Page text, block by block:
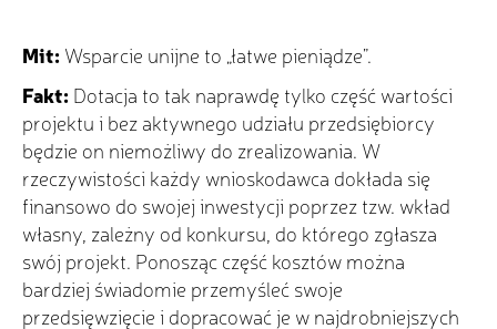
Mit: Wsparcie unijne to „łatwe pieniądze”.
Fakt: Dotacja to tak naprawdę tylko część wartości
projektu i bez aktywnego udziału przedsiębiorcy
będzie on niemożliwy do zrealizowania. W
rzeczywistości każdy wnioskodawca dokłada się
finansowo do swojej inwestycji poprzez tzw. wkład
własny, zależny od konkursu, do którego zgłasza
swój projekt. Ponosząc część kosztów można
bardziej świadomie przemyśleć swoje
przedsięwzięcie i dopracować je w najdrobniejszych